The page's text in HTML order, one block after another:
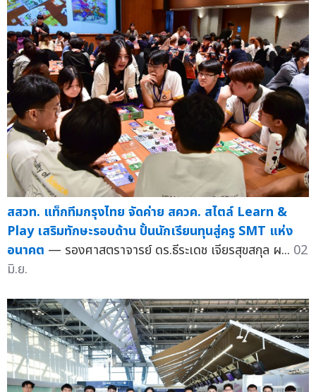
สสวท. แท็กทีมกรุงไทย จัดค่าย สควค. สไตล์ Learn &
Play เสริมทักษะรอบด้าน ปั้นนักเรียนทุนสู่ครู SMT แห่ง
อนาคต — รองศาสตราจารย์ ดร.ธีระเดช เจียรสุขสกุล ผ... 02
มิ.ย.